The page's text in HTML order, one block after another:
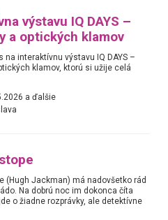
výstavu IQ DAYS –
a optických klamov
na interaktívnu výstavu IQ DAYS –
klamov, ktorú si užije celá
a ďalšie
(Hugh Jackman) má nadovšetko rád
Na dobrú noc im dokonca číta
o žiadne rozprávky, ale detektívne